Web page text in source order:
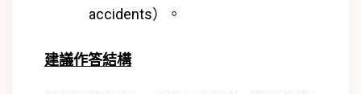
accidents）。
建議作答結構